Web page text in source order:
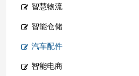
智慧物流
智能仓储
汽车配件
智能电商